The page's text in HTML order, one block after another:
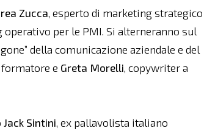
Zucca, esperto di marketing strategico
per le PMI. Si alterneranno sul
della comunicazione aziendale e del
formatore e Greta Morelli, copywriter a
Jack Sintini, ex pallavolista italiano